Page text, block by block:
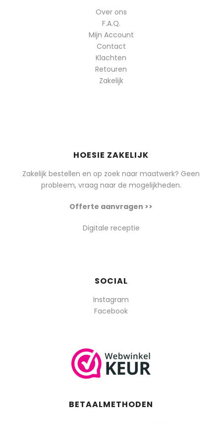
Over ons
F.A.Q.
Mijn Account
Contact
Klachten
Retouren
Zakelijk
HOESIE ZAKELIJK
Zakelijk bestellen en op zoek naar maatwerk? Geen
probleem, vraag naar de mogelijkheden.
Offerte aanvragen >>
Digitale receptie
SOCIAL
Instagram
Facebook
BETAALMETHODEN